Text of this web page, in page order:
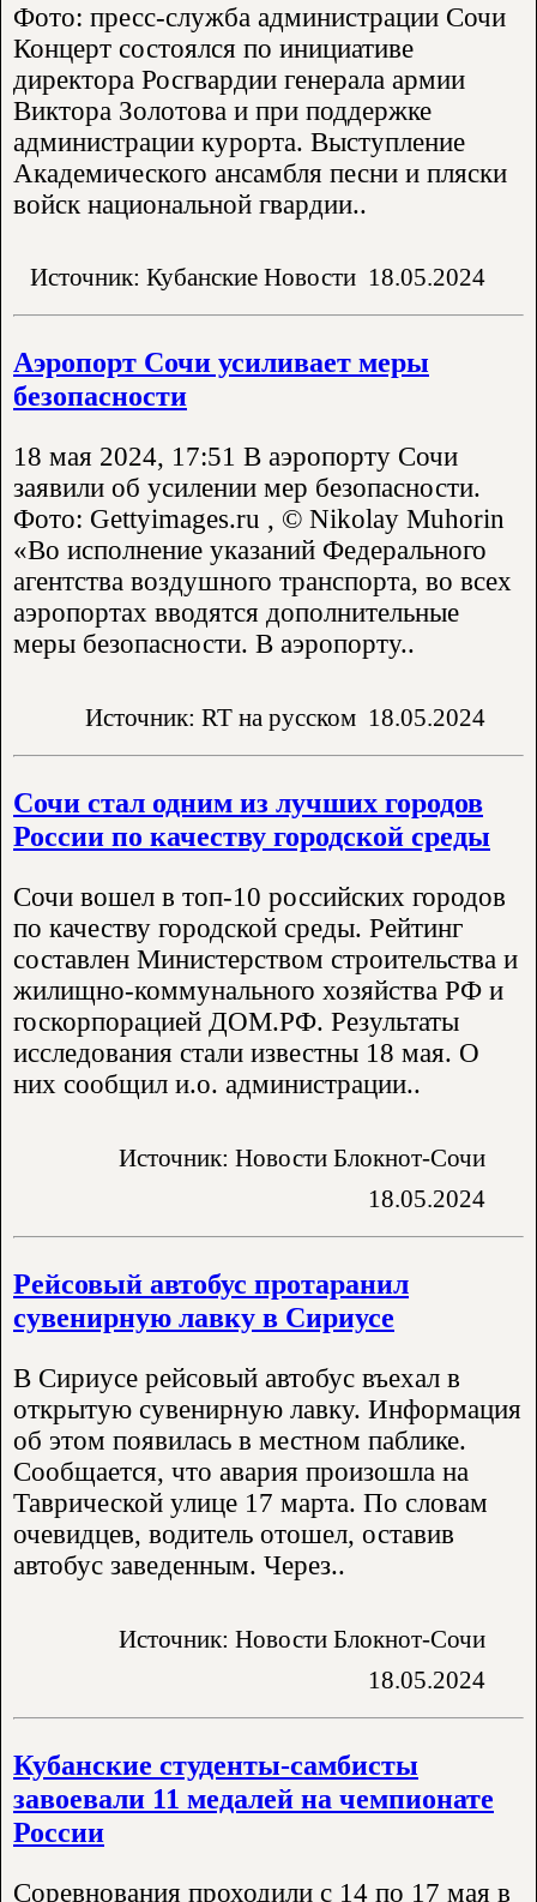
Фото: пресс-служба администрации Сочи
Концерт состоялся по инициативе
директора Росгвардии генерала армии
Виктора Золотова и при поддержке
администрации курорта. Выступление
Академического ансамбля песни и пляски
войск национальной гвардии..
Источник: Кубанские Новости 18.05.2024
Аэропорт Сочи усиливает меры
безопасности
18 мая 2024, 17:51 В аэропорту Сочи
заявили об усилении мер безопасности.
Фото: Gettyimages.ru , © Nikolay Muhorin
«Во исполнение указаний Федерального
агентства воздушного транспорта, во всех
аэропортах вводятся дополнительные
меры безопасности. В аэропорту..
Источник: RT на русском 18.05.2024
Сочи стал одним из лучших городов
России по качеству городской среды
Сочи вошел в топ-10 российских городов
по качеству городской среды. Рейтинг
составлен Министерством строительства и
жилищно-коммунального хозяйства РФ и
госкорпорацией ДОМ.РФ. Результаты
исследования стали известны 18 мая. О
них сообщил и.о. администрации..
Источник: Новости Блокнот-Сочи
18.05.2024
Рейсовый автобус протаранил
сувенирную лавку в Сириусе
В Сириусе рейсовый автобус въехал в
открытую сувенирную лавку. Информация
об этом появилась в местном паблике.
Сообщается, что авария произошла на
Таврической улице 17 марта. По словам
очевидцев, водитель отошел, оставив
автобус заведенным. Через..
Источник: Новости Блокнот-Сочи
18.05.2024
Кубанские студенты-самбисты
завоевали 11 медалей на чемпионате
России
Соревнования проходили с 14 по 17 мая в